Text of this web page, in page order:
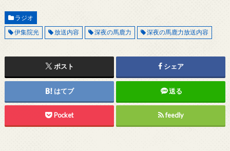
ラジオ
伊集院光
放送内容 深夜の馬鹿力 深夜の馬鹿力放送内容
ポスト シェア
はてブ 送る
Pocket feedly